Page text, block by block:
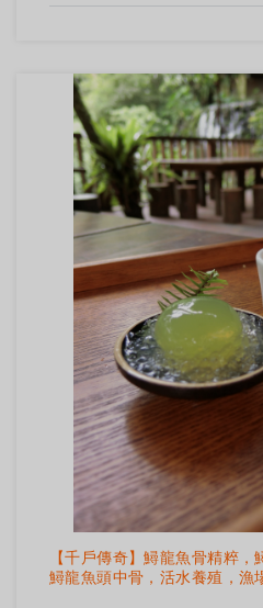
【千戶傳奇】鱘龍魚骨精粹
鱘龍魚頭中骨，活水養殖，漁